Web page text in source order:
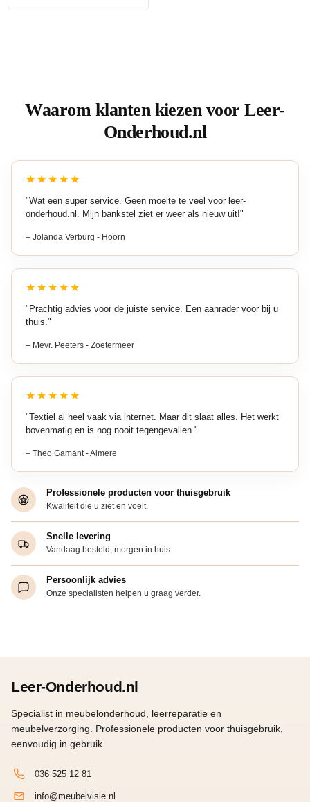
Waarom klanten kiezen voor Leer-
Onderhoud.nl
★★★★★
"Wat een super service. Geen moeite te veel voor leer-
onderhoud.nl. Mijn bankstel ziet er weer als nieuw uit!"
– Jolanda Verburg - Hoorn
★★★★★
"Prachtig advies voor de juiste service. Een aanrader voor bij u
thuis."
– Mevr. Peeters - Zoetermeer
★★★★★
"Textiel al heel vaak via internet. Maar dit slaat alles. Het werkt
bovenmatig en is nog nooit tegengevallen."
– Theo Gamant - Almere
Professionele producten voor thuisgebruik
Kwaliteit die u ziet en voelt.
Snelle levering
Vandaag besteld, morgen in huis.
Persoonlijk advies
Onze specialisten helpen u graag verder.
Leer-Onderhoud.nl
Specialist in meubelonderhoud, leerreparatie en
meubelverzorging. Professionele producten voor thuisgebruik,
eenvoudig in gebruik.
036 525 12 81
info@meubelvisie.nl